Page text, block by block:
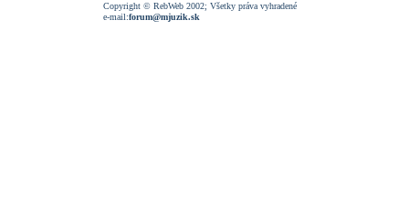
Copyright © RebWeb 2002; Všetky práva vyhradené
e-mail:forum@mjuzik.sk